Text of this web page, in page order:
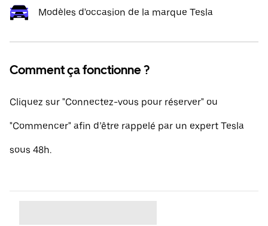
Modèles d'occasion de la marque Tesla
Comment ça fonctionne ?
Cliquez sur "Connectez-vous pour réserver" ou
"Commencer" afin d’être rappelé par un expert Tesla
sous 48h.